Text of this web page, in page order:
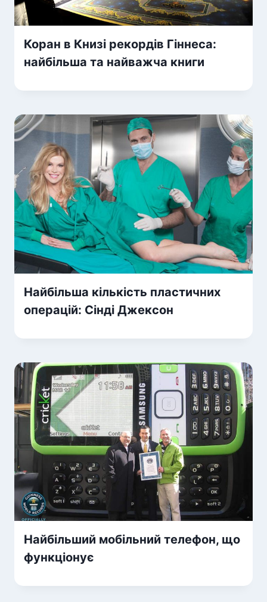
Коран в Книзі рекордів Гіннеса:
найбільша та найважча книги
Найбільша кількість пластичних
операцій: Сінді Джексон
Найбільший мобільний телефон, що
функціонує